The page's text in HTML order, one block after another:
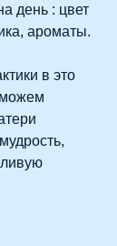
день : цвет
ароматы.
в это